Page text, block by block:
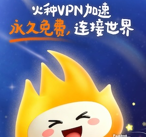
支持 [0] 反对[0]
支持[0] 反对
支持[0] 反对[0]